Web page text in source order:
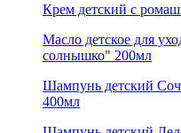
Крем детский с
Масло детское для
солнышко" 200мл
Шампунь детский
400мл